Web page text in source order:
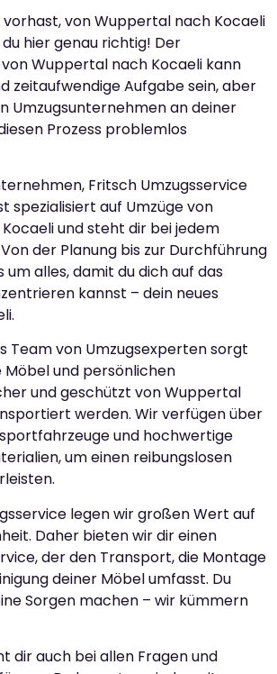
von Wuppertal nach Kocaeli
hier genau richtig! Der
von Wuppertal nach Kocaeli kann
zeitaufwendige Aufgabe sein, aber
Umzugsunternehmen an deiner
Prozess problemlos
Fritsch Umzugsservice
spezialisiert auf Umzüge von
und steht dir bei jedem
der Planung bis zur Durchführung
um alles, damit du dich auf das
kannst – dein neues
Team von Umzugsexperten sorgt
Möbel und persönlichen
und geschützt von Wuppertal
werden. Wir verfügen über
und hochwertige
um einen reibungslosen
legen wir großen Wert auf
Daher bieten wir dir einen
der den Transport, die Montage
deiner Möbel umfasst. Du
Sorgen machen – wir kümmern
dir auch bei allen Fragen und